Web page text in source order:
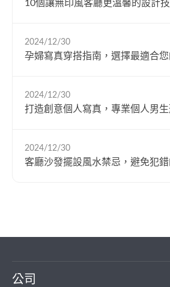
10個讓無印風客廳更溫馨的設計技
2024/12/30
孕婦寫真穿搭指南，選擇最適合
2024/12/30
打造創意個人寫真，專業個人男
2024/12/30
客廳沙發擺設風水禁忌，避免犯
公司